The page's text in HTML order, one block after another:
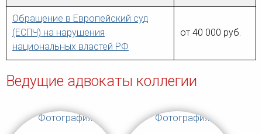
Обращение в Европейский суд
(ЕСПЧ) на нарушения
национальных властей РФ
от 40 000 руб.
Ведущие адвокаты коллегии